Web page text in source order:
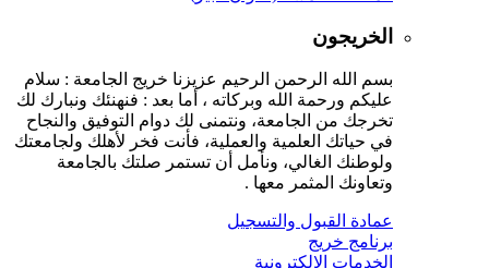
الخريجون
بسم الله الرحمن الرحيم عزيزنا خريج الجامعة : سلام
عليكم ورحمة الله وبركاته ، أما بعد : فنهنئك ونبارك لك
تخرجك من الجامعة، ونتمنى لك دوام التوفيق والنجاح
في حياتك العلمية والعملية، فأنت فخر لأهلك ولجامعتك
ولوطنك الغالي، ونأمل أن تستمر صلتك بالجامعة
وتعاونك المثمر معها .
عمادة القبول والتسجيل
برنامج خريج
الخدمات الإلكترونية